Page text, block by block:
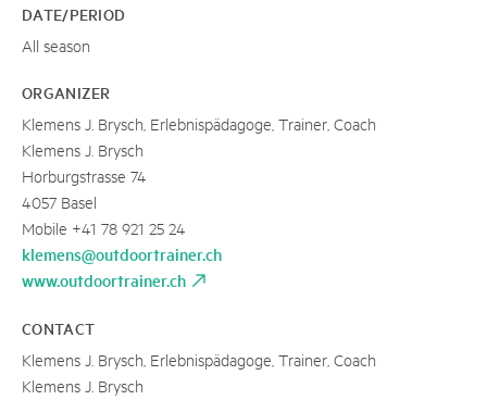
DATE/PERIOD
All season
ORGANIZER
Klemens J. Brysch, Erlebnispädagoge, Trainer, Coach
Klemens J. Brysch
Horburgstrasse 74
4057 Basel
Mobile +41 78 921 25 24
klemens@outdoortrainer.ch
www.outdoortrainer.ch
CONTACT
Klemens J. Brysch, Erlebnispädagoge, Trainer, Coach
Klemens J. Brysch